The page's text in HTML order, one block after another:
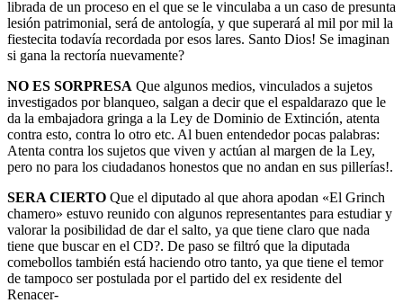
librada de un proceso en el que se le vinculaba a un caso de presunta
lesión patrimonial, será de antología, y que superará al mil por mil la
fiestecita todavía recordada por esos lares. Santo Dios! Se imaginan
si gana la rectoría nuevamente?
NO ES SORPRESA Que algunos medios, vinculados a sujetos
investigados por blanqueo, salgan a decir que el espaldarazo que le
da la embajadora gringa a la Ley de Dominio de Extinción, atenta
contra esto, contra lo otro etc. Al buen entendedor pocas palabras:
Atenta contra los sujetos que viven y actúan al margen de la Ley,
pero no para los ciudadanos honestos que no andan en sus pillerías!.
SERA CIERTO Que el diputado al que ahora apodan «El Grinch
chamero» estuvo reunido con algunos representantes para estudiar y
valorar la posibilidad de dar el salto, ya que tiene claro que nada
tiene que buscar en el CD?. De paso se filtró que la diputada
comebollos también está haciendo otro tanto, ya que tiene el temor
de tampoco ser postulada por el partido del ex residente del
Renacer-